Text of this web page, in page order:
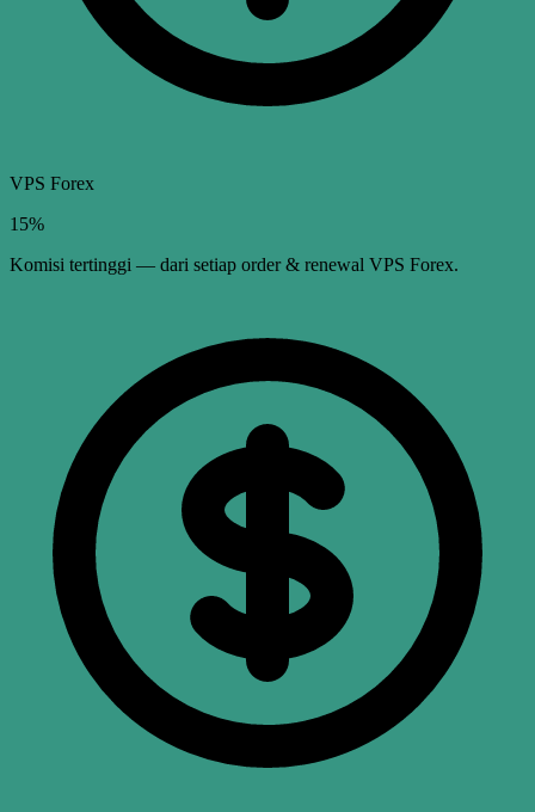
VPS Forex
15%
Komisi tertinggi — dari setiap order & renewal VPS Forex.